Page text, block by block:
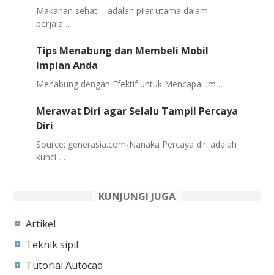
Makanan sehat - adalah pilar utama dalam
perjala…
Tips Menabung dan Membeli Mobil
Impian Anda
Menabung dengan Efektif untuk Mencapai Im…
Merawat Diri agar Selalu Tampil Percaya
Diri
Source: generasia.com-Nanaka Percaya diri adalah
kunci …
KUNJUNGI JUGA
Artikel
Teknik sipil
Tutorial Autocad